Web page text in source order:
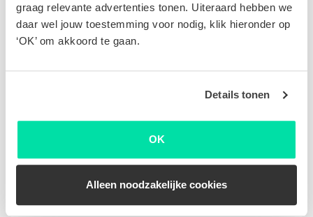
graag relevante advertenties tonen. Uiteraard hebben we
daar wel jouw toestemming voor nodig, klik hieronder op
‘OK’ om akkoord te gaan.
Details tonen
OK
Alleen noodzakelijke cookies
Govaerts Group
Francotte S.A
9.5 Perfect